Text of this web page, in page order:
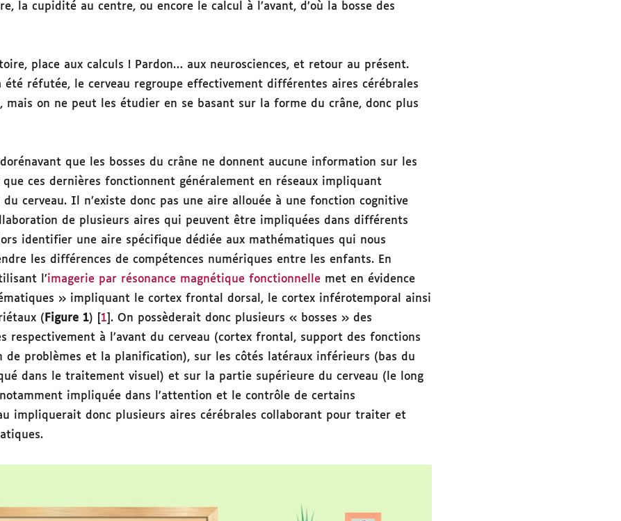
la cupidité au centre, ou encore le calcul à l’avant, d’où la bosse des
place aux calculs ! Pardon… aux neurosciences, et retour au présent.
été réfutée, le cerveau regroupe effectivement différentes aires cérébrales
mais on ne peut les étudier en se basant sur la forme du crâne, donc plus
que les bosses du crâne ne donnent aucune information sur les
ces dernières fonctionnent généralement en réseaux impliquant
cerveau. Il n’existe donc pas une aire allouée à une fonction cognitive
de plusieurs aires qui peuvent être impliquées dans différents
identifier une aire spécifique dédiée aux mathématiques qui nous
les différences de compétences numériques entre les enfants. En
l’imagerie par résonance magnétique fonctionnelle met en évidence
» impliquant le cortex frontal dorsal, le cortex inférotemporal ainsi
( Figure 1) [ 1 ]. On possèderait donc plusieurs « bosses » des
respectivement à l’avant du cerveau (cortex frontal, support des fonctions
de problèmes et la planification), sur les côtés latéraux inférieurs (bas du
dans le traitement visuel) et sur la partie supérieure du cerveau (le long
impliquée dans l’attention et le contrôle de certains
impliquerait donc plusieurs aires cérébrales collaborant pour traiter et